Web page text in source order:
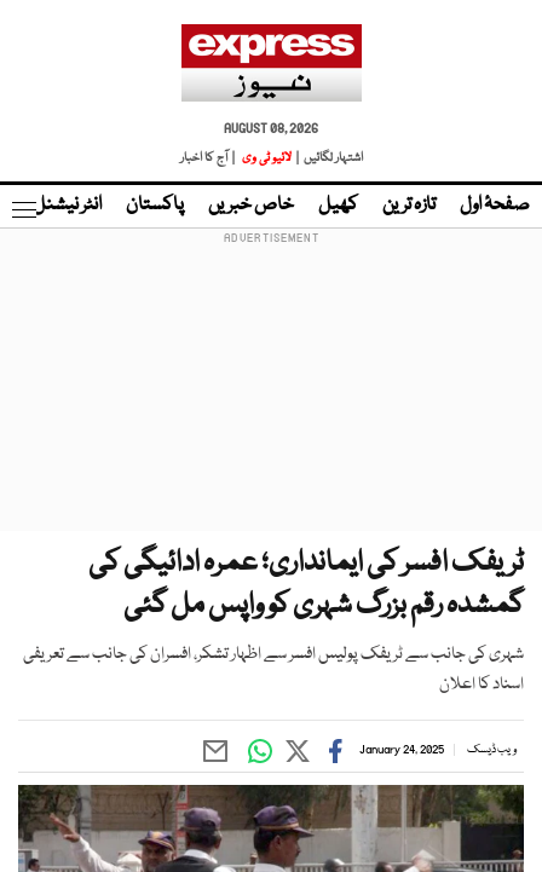
AUGUST 08, 2026
اشتہار لگائیں |
لائیو ٹی وی | آج کا اخبار
صفحۂ اول تازہ ترین کھیل خاص خبریں پاکستان انٹر نیشنل
ٹریفک افسر کی ایمانداری؛ عمرہ ادائیگی کی
گمشدہ رقم بزرگ شہری کو واپس مل گئی
شہری کی جانب سے ٹریفک پولیس افسر سے اظہار تشکر، افسران کی جانب سے تعریفی
اسناد کا اعلان
ویب ڈیسک January 24, 2025